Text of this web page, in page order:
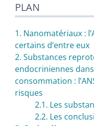
Texte
Notes
Citer cet article
Auteur
PLAN
1. Nanomatériaux :
certains d’entre eux
2. Substances
endocriniennes
consommation :
risques
2.1. Les
2.2. Les